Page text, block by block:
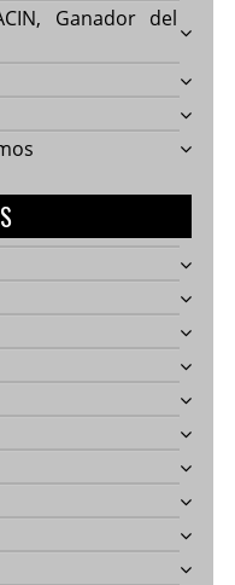
Ganador del